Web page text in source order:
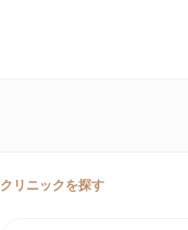
クリニックを探す